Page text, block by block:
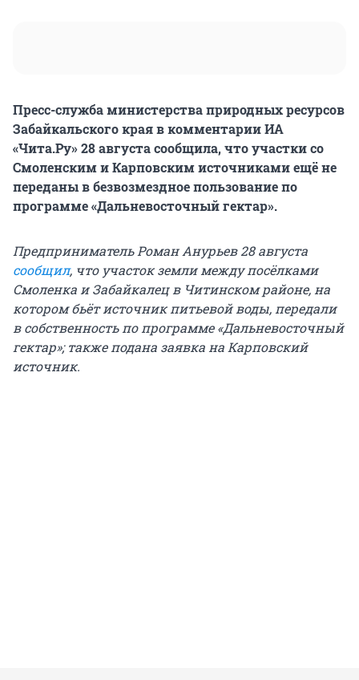
Пресс-служба министерства природных ресурсов
Забайкальского края в комментарии ИА
«Чита.Ру» 28 августа сообщила, что участки со
Смоленским и Карповским источниками ещё не
переданы в безвозмездное пользование по
программе «Дальневосточный гектар».
Предприниматель Роман Анурьев 28 августа
сообщил, что участок земли между посёлками
Смоленка и Забайкалец в Читинском районе, на
котором бьёт источник питьевой воды, передали
в собственность по программе «Дальневосточный
гектар»; также подана заявка на Карповский
источник.